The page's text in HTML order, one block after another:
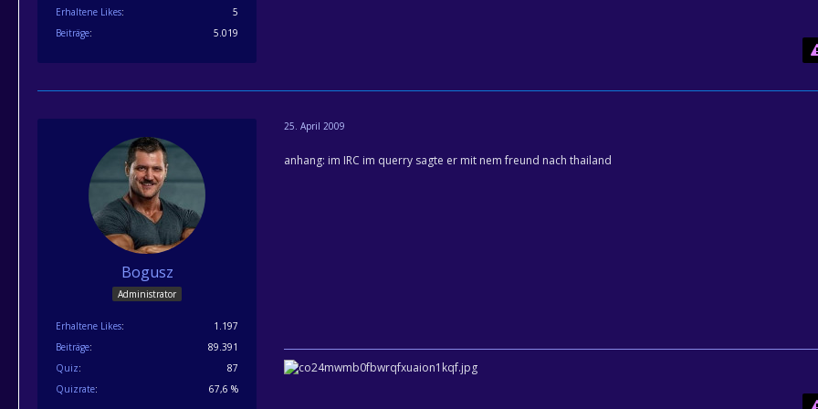
Erhaltene Likes
5
Beiträge
5.019
Bogusz
Administrator
Erhaltene Likes
1.197
Beiträge
89.391
Quiz
87
Quizrate
67,6 %
25. April 2009
anhang: im IRC im querry sagte er mit nem freund nach thailand